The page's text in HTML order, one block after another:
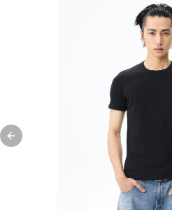
Previous slide